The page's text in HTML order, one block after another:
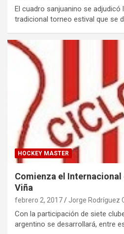
El cuadro sanjuanino se adjudicó
tradicional torneo estival que se
HOCKEY MASTER
Comienza el Internacional
Viña
febrero 2, 2017 Jorge Rodríguez
Con la participación de siete
argentino se desarrollará, entre